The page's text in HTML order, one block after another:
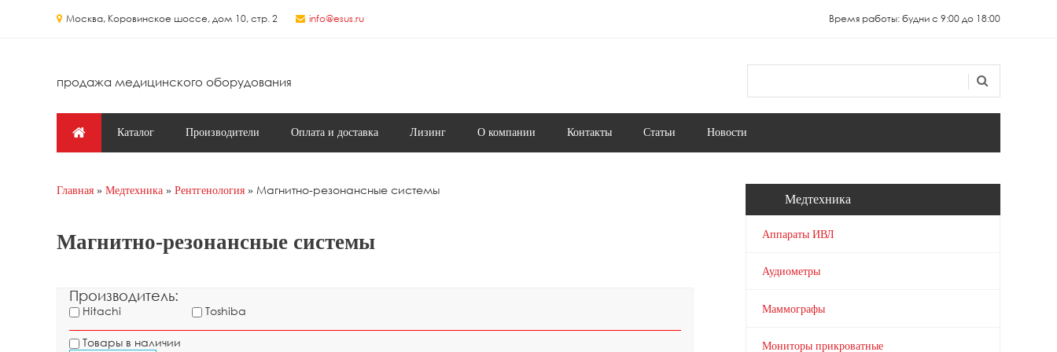
Москва, Коровинское шоссе, дом 10, стр. 2 info@esus.ru Время работы: будни с 9:00 до 18:00
продажа медицинского оборудования
Главное менюКаталог Производители Оплата и доставка Лизинг О компании Контакты Статьи Новости
Вы здесь
Главная Медтехника Рентгенология Магнитно-резонансные системы
Магнитно-резонансные системы
Производитель:
Hitachi Toshiba
Товары в наличии
Медтехника
Аппараты ИВЛ
Аудиометры
Маммографы
Мониторы прикроватные